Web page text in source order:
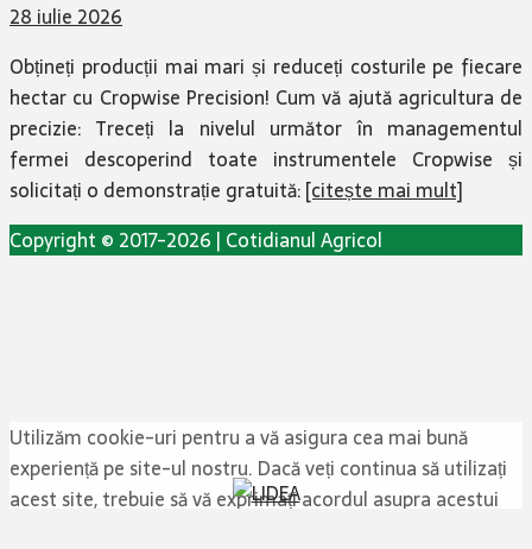
28 iulie 2026
Obțineți producții mai mari și reduceți costurile pe fiecare
hectar cu Cropwise Precision! Cum vă ajută agricultura de
precizie: Treceți la nivelul următor în managementul
fermei descoperind toate instrumentele Cropwise și
solicitați o demonstrație gratuită:[citește mai mult]
Copyright © 2017-2026 | Cotidianul Agricol
Utilizăm cookie-uri pentru a vă asigura cea mai bună
experiență pe site-ul nostru. Dacă veți continua să utilizați
acest site, trebuie să vă exprimați acordul asupra acestui